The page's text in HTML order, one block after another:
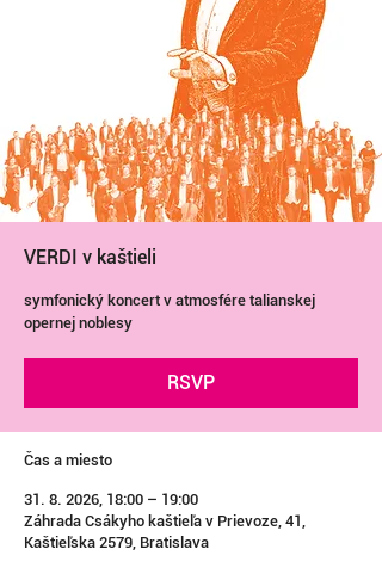
VERDI v kaštieli
symfonický koncert v atmosfére talianskej
opernej noblesy
RSVP
Čas a miesto
31. 8. 2026, 18:00 – 19:00
Záhrada Csákyho kaštieľa v Prievoze, 41,
Kaštieľska 2579, Bratislava